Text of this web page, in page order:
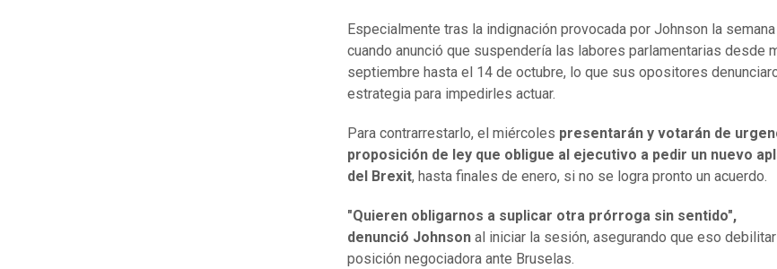
Especialmente tras la indignación provocada por Johnson la
cuando anunció que suspendería las labores parlamentarias desde
septiembre hasta el 14 de octubre, lo que sus opositores
estrategia para impedirles actuar.
Para contrarrestarlo, el miércoles presentarán y votarán de
proposición de ley que obligue al ejecutivo a pedir un nuevo
del Brexit, hasta finales de enero, si no se logra pronto un acuerdo.
"Quieren obligarnos a suplicar otra prórroga sin sentido",
denunció Johnson al iniciar la sesión, asegurando que eso
posición negociadora ante Bruselas.